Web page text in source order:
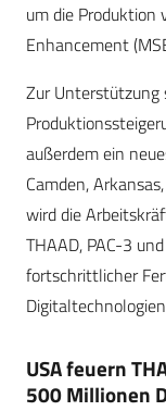
um die Produktion
Enhancement
Zur Unterstützung
außerdem ein
Camden,
wird die
THAAD, PAC-3
fortschrittlicher
USA feuern
500 Millionen